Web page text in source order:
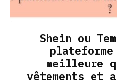
Shein ou
meilleure
vêtements et